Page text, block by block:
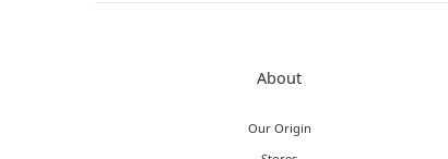
About
Our Origin